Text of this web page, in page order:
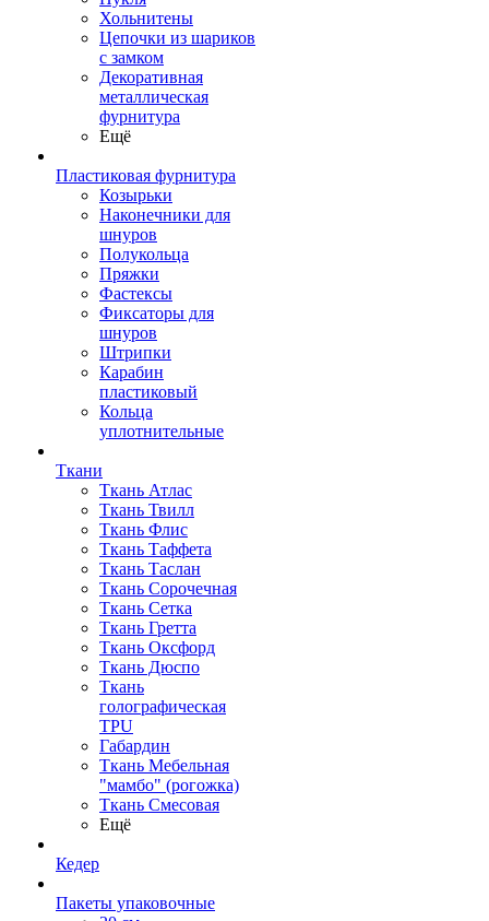
Хольнитены
Цепочки из шариков
с замком
Декоративная
металлическая
фурнитура
Ещё
Пластиковая фурнитура
Козырьки
Наконечники для
шнуров
Полукольца
Пряжки
Фастексы
Фиксаторы для
шнуров
Штрипки
Карабин
пластиковый
Кольца
уплотнительные
Ткани
Ткань Атлас
Ткань Твилл
Ткань Флис
Ткань Таффета
Ткань Таслан
Ткань Сорочечная
Ткань Сетка
Ткань Гретта
Ткань Оксфорд
Ткань Дюспо
Ткань
голографическая
TPU
Габардин
Ткань Мебельная
"мамбо" (рогожка)
Ткань Смесовая
Ещё
Кедер
Пакеты упаковочные